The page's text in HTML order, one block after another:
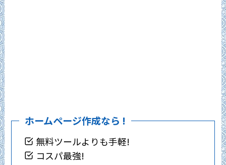
ホームページ作成なら !
無料ツールよりも手軽!
コスパ最強!